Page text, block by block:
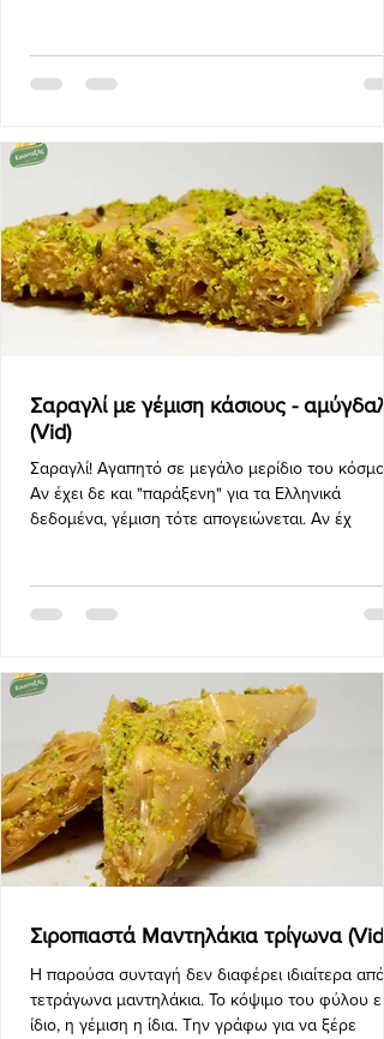
Σαραγλί με γέμιση κάσιους -
(Vid)
Σαραγλί! Αγαπητό σε μεγάλο μερίδιο του
Αν έχει δε και "παράξενη" για τα Ελληνικά
δεδομένα, γέμιση τότε απογειώνεται. Αν έχ
Σιροπιαστά Μαντηλάκια τρίγωνα (Vid)
Η παρούσα συνταγή δεν διαφέρει ιδιαίτερα από
τετράγωνα μαντηλάκια. Το κόψιμο του φύλου
ίδιο, η γέμιση η ίδια. Την γράφω για να ξέρε